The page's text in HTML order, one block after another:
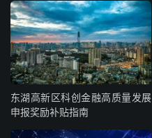
东湖高新区科创金融高质量发展
申报奖励补贴指南